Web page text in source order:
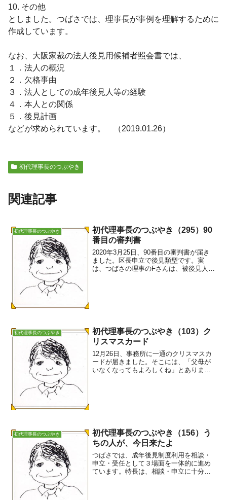
10. その他
としました。つばさでは、理事長が事例を理解するために
作成しています。
なお、大阪家裁の法人後見用候補者照会書では、
１．法人の概況
２．欠格事由
３．法人としての成年後見人等の経験
４．本人との関係
５．後見計画
などが求められています。 （2019.01.26）
初代理事長のつぶやき
関連記事
初代理事長のつぶやき
初代理事長のつぶやき（295）90
番目の審判書
2020年3月25日、90番目の審判書が届き
ました。区長申立で後見類型です。実
は、つばさの理事のFさんは、被後見人の
初代理事長のつぶやき
初代理事長のつぶやき（103）ク
リスマスカード
12月26日、事務所に一通のクリスマスカ
ードが届きました。そこには、「父母が
いなくなってもよろしくね」とありまし
初代理事長のつぶやき
初代理事長のつぶやき（156）う
ちの人が、今日来たよ
つばさでは、成年後見制度利用を相談・
申立・受任として３場面を一体的に進め
ています。特長は、相談・申立に十分に